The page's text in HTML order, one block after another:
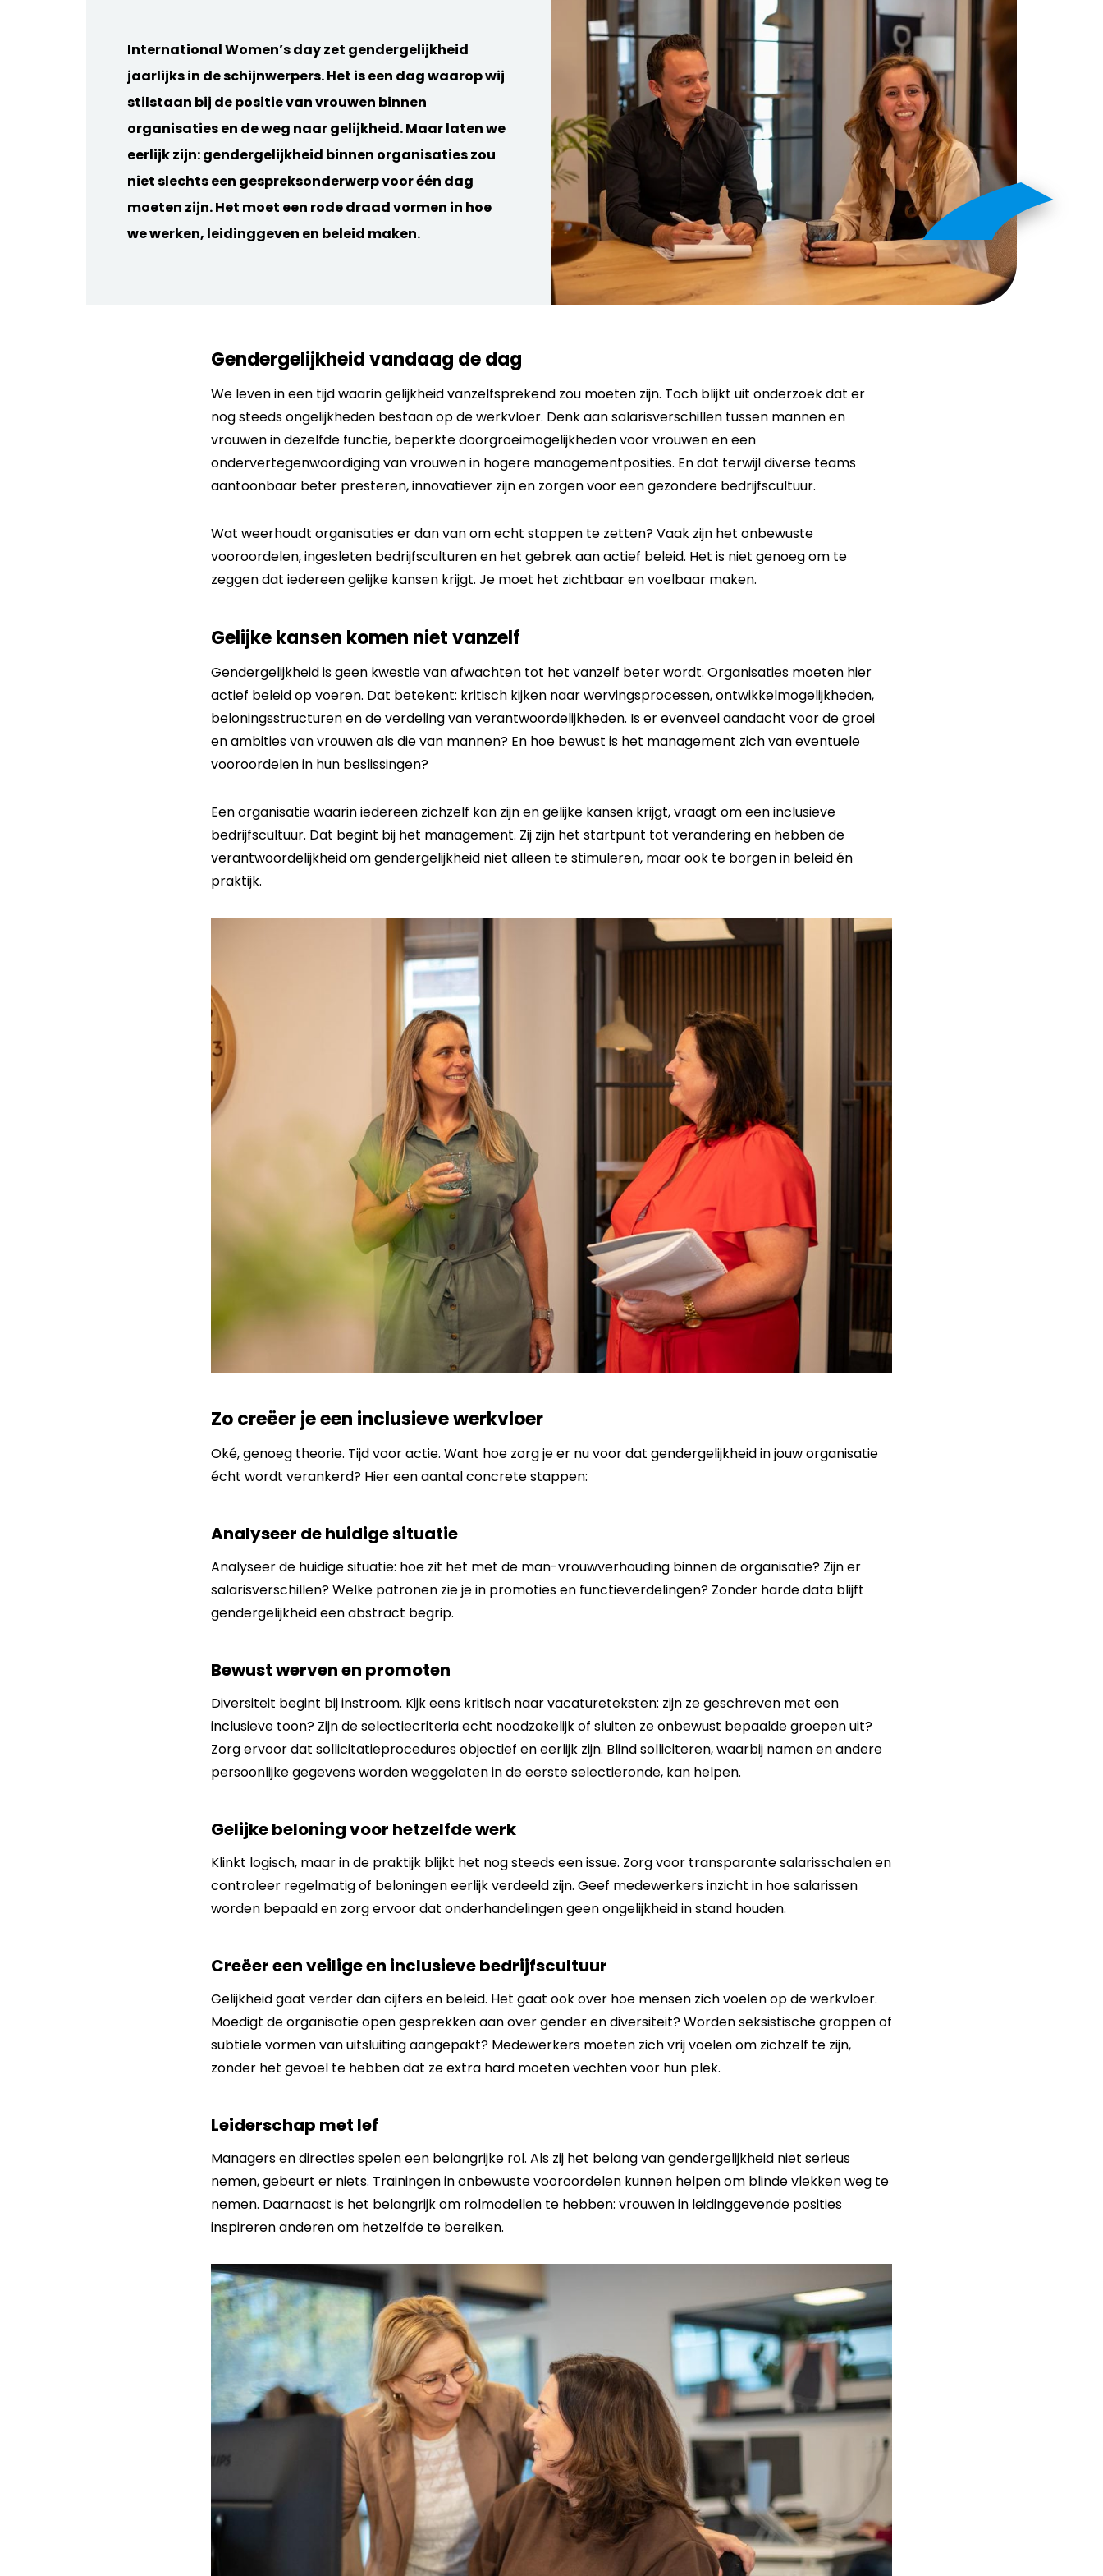
International Women’s day zet gendergelijkheid
jaarlijks in de schijnwerpers. Het is een dag waarop wij
stilstaan bij de positie van vrouwen binnen
organisaties en de weg naar gelijkheid. Maar laten we
eerlijk zijn: gendergelijkheid binnen organisaties zou
niet slechts een gespreksonderwerp voor één dag
moeten zijn. Het moet een rode draad vormen in hoe
we werken, leidinggeven en beleid maken.
Gendergelijkheid vandaag de dag
We leven in een tijd waarin gelijkheid vanzelfsprekend zou moeten zijn. Toch blijkt uit onderzoek dat er
nog steeds ongelijkheden bestaan op de werkvloer. Denk aan salarisverschillen tussen mannen en
vrouwen in dezelfde functie, beperkte doorgroeimogelijkheden voor vrouwen en een
ondervertegenwoordiging van vrouwen in hogere managementposities. En dat terwijl diverse teams
aantoonbaar beter presteren, innovatiever zijn en zorgen voor een gezondere bedrijfscultuur.
Wat weerhoudt organisaties er dan van om echt stappen te zetten? Vaak zijn het onbewuste
vooroordelen, ingesleten bedrijfsculturen en het gebrek aan actief beleid. Het is niet genoeg om te
zeggen dat iedereen gelijke kansen krijgt. Je moet het zichtbaar en voelbaar maken.
Gelijke kansen komen niet vanzelf
Gendergelijkheid is geen kwestie van afwachten tot het vanzelf beter wordt. Organisaties moeten hier
actief beleid op voeren. Dat betekent: kritisch kijken naar wervingsprocessen, ontwikkelmogelijkheden,
beloningsstructuren en de verdeling van verantwoordelijkheden. Is er evenveel aandacht voor de groei
en ambities van vrouwen als die van mannen? En hoe bewust is het management zich van eventuele
vooroordelen in hun beslissingen?
Een organisatie waarin iedereen zichzelf kan zijn en gelijke kansen krijgt, vraagt om een inclusieve
bedrijfscultuur. Dat begint bij het management. Zij zijn het startpunt tot verandering en hebben de
verantwoordelijkheid om gendergelijkheid niet alleen te stimuleren, maar ook te borgen in beleid én
praktijk.
Zo creëer je een inclusieve werkvloer
Oké, genoeg theorie. Tijd voor actie. Want hoe zorg je er nu voor dat gendergelijkheid in jouw organisatie
écht wordt verankerd? Hier een aantal concrete stappen:
Analyseer de huidige situatie
Analyseer de huidige situatie: hoe zit het met de man-vrouwverhouding binnen de organisatie? Zijn er
salarisverschillen? Welke patronen zie je in promoties en functieverdelingen? Zonder harde data blijft
gendergelijkheid een abstract begrip.
Bewust werven en promoten
Diversiteit begint bij instroom. Kijk eens kritisch naar vacatureteksten: zijn ze geschreven met een
inclusieve toon? Zijn de selectiecriteria echt noodzakelijk of sluiten ze onbewust bepaalde groepen uit?
Zorg ervoor dat sollicitatieprocedures objectief en eerlijk zijn. Blind solliciteren, waarbij namen en andere
persoonlijke gegevens worden weggelaten in de eerste selectieronde, kan helpen.
Gelijke beloning voor hetzelfde werk
Klinkt logisch, maar in de praktijk blijkt het nog steeds een issue. Zorg voor transparante salarisschalen en
controleer regelmatig of beloningen eerlijk verdeeld zijn. Geef medewerkers inzicht in hoe salarissen
worden bepaald en zorg ervoor dat onderhandelingen geen ongelijkheid in stand houden.
Creëer een veilige en inclusieve bedrijfscultuur
Gelijkheid gaat verder dan cijfers en beleid. Het gaat ook over hoe mensen zich voelen op de werkvloer.
Moedigt de organisatie open gesprekken aan over gender en diversiteit? Worden seksistische grappen of
subtiele vormen van uitsluiting aangepakt? Medewerkers moeten zich vrij voelen om zichzelf te zijn,
zonder het gevoel te hebben dat ze extra hard moeten vechten voor hun plek.
Leiderschap met lef
Managers en directies spelen een belangrijke rol. Als zij het belang van gendergelijkheid niet serieus
nemen, gebeurt er niets. Trainingen in onbewuste vooroordelen kunnen helpen om blinde vlekken weg te
nemen. Daarnaast is het belangrijk om rolmodellen te hebben: vrouwen in leidinggevende posities
inspireren anderen om hetzelfde te bereiken.